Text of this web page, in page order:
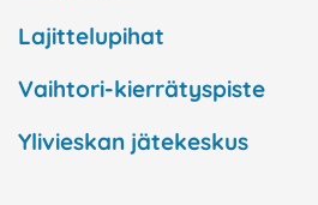
Lajittelupihat
Vaihtori-kierrätyspiste
Ylivieskan jätekeskus